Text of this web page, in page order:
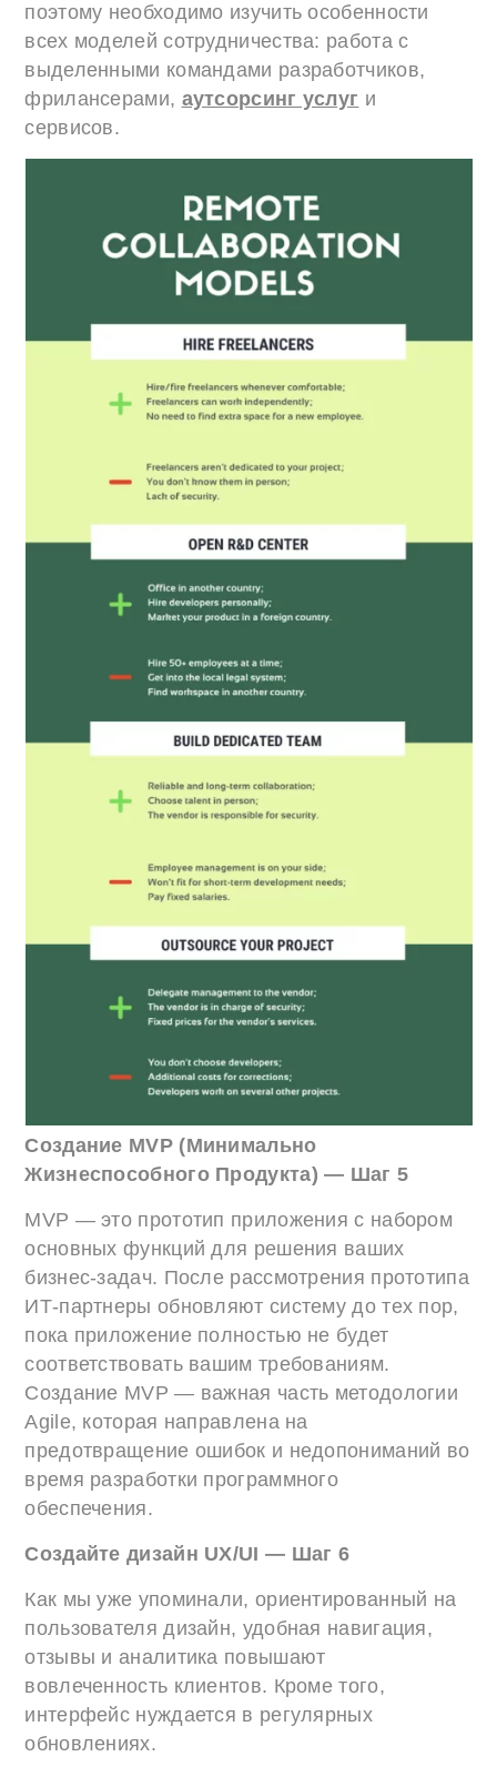
поэтому необходимо изучить особенности
всех моделей сотрудничества: работа с
выделенными командами разработчиков,
фрилансерами, аутсорсинг услуг и
сервисов.
Создание MVP (Минимально
Жизнеспособного Продукта) — Шаг 5
MVP — это прототип приложения с набором
основных функций для решения ваших
бизнес-задач. После рассмотрения прототипа
ИТ-партнеры обновляют систему до тех пор,
пока приложение полностью не будет
соответствовать вашим требованиям.
Создание MVP — важная часть методологии
Agile, которая направлена ​​на
предотвращение ошибок и недопониманий во
время разработки программного
обеспечения.
Создайте дизайн UX/UI — Шаг 6
Как мы уже упоминали, ориентированный на
пользователя дизайн, удобная навигация,
отзывы и аналитика повышают
вовлеченность клиентов. Кроме того,
интерфейс нуждается в регулярных
обновлениях.